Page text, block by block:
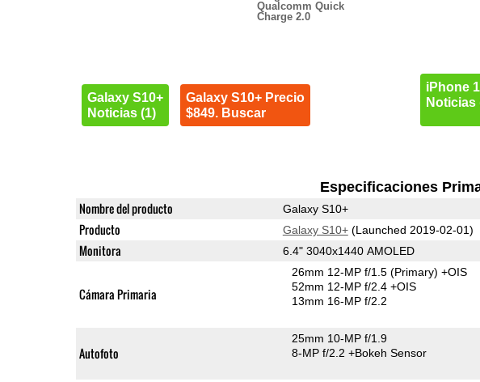
Qualcomm Quick
Charge 2.0
Galaxy S10+
Noticias (1)
Galaxy S10+ Precio
$849. Buscar
iPhone
Noticias
Especificaciones
Nombre del producto Galaxy S10+
Producto Galaxy S10+(Launched 2019-02-01)
Monitora 6.4" 3040x1440 AMOLED
Cámara Primaria
26mm 12-MP f/1.5(Primary) +OIS
52mm 12-MP f/2.4 +OIS
13mm 16-MP f/2.2
Autofoto
25mm 10-MP f/1.9
8-MP f/2.2+Bokeh Sensor